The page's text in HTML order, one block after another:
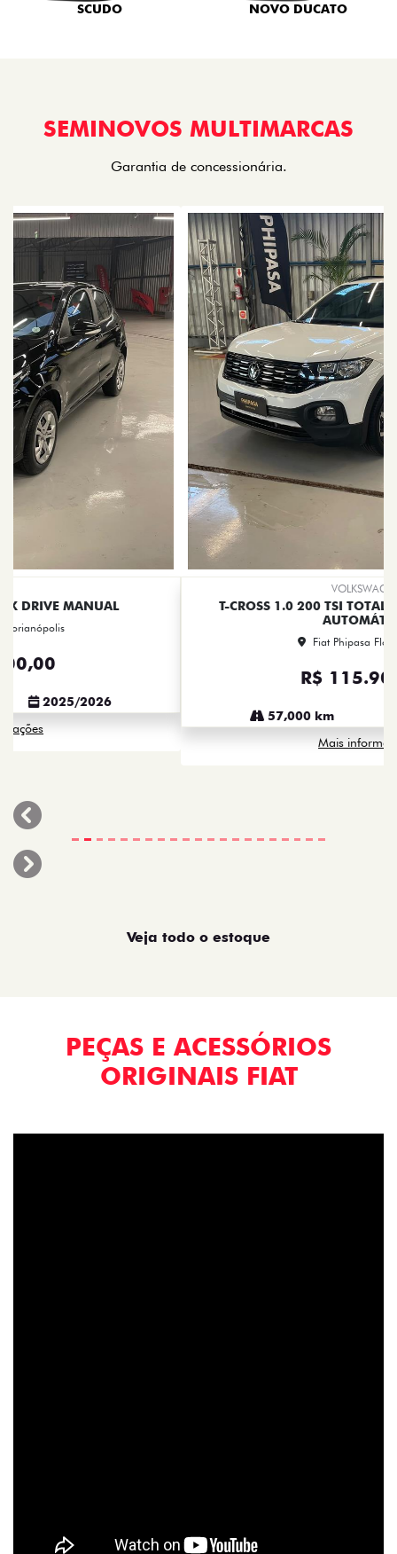
SCUDO NOVO DUCATO
SEMINOVOS MULTIMARCAS
Garantia de concessionária.
T-CROSS 1.0 200 TSI TOTAL FLEX COMFORTLINE
57,000 km
2023/2023
templates.template-
templates.template-
Veja todo o estoque
PEÇAS E ACESSÓRIOS
ORIGINAIS FIAT